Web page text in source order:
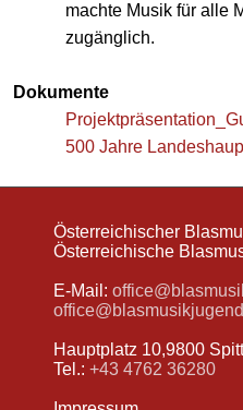
machte Musik für alle
zugänglich.
Dokumente
500 Jahre
Österreichischer
Österreichische
E-Mail:
Hauptplatz 10,9800
Tel.: +43 4762 36280